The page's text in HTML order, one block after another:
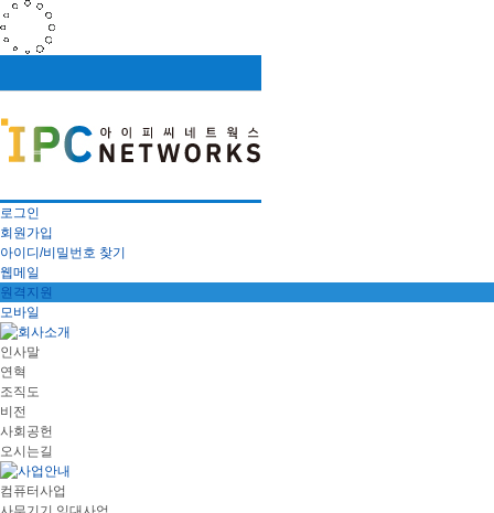
로그인
회원가입
아이디/비밀번호 찾기
웹메일
원격지원
모바일
인사말
연혁
조직도
비전
사회공헌
오시는길
컴퓨터사업